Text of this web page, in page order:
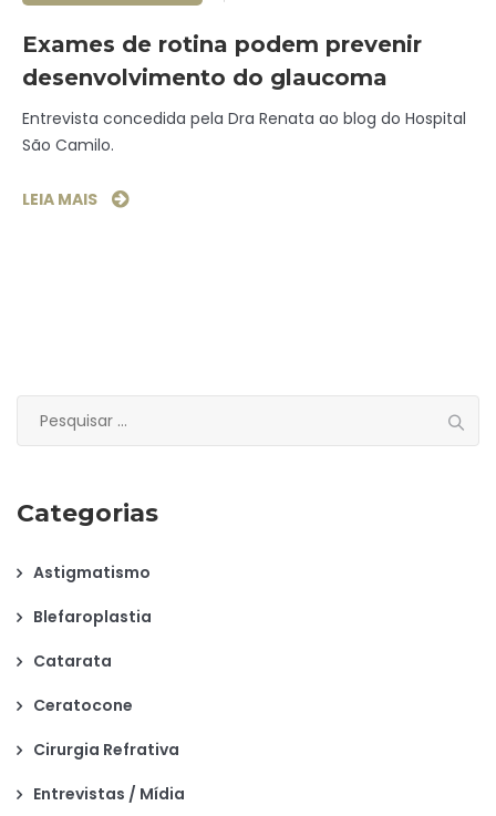
Exames de rotina podem prevenir
desenvolvimento do glaucoma
Entrevista concedida pela Dra Renata ao blog do Hospital
São Camilo.
LEIA MAIS
por:
Categorias
Astigmatismo
Blefaroplastia
Catarata
Ceratocone
Cirurgia Refrativa
Entrevistas / Mídia